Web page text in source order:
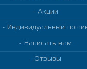
Акции
Индивидуальный
Написать нам
Отзывы